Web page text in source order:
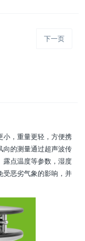
下一页
小，重量更轻，方便携
向的测量通过超声波传
露点温度等参数，湿度
受恶劣气象的影响，并